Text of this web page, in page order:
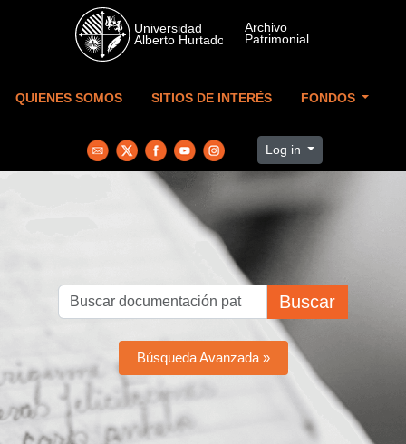
Skip to main content
QUIENES SOMOS SITIOS DE INTERÉS FONDOS
Log in
Buscar
Búsqueda Avanzada »